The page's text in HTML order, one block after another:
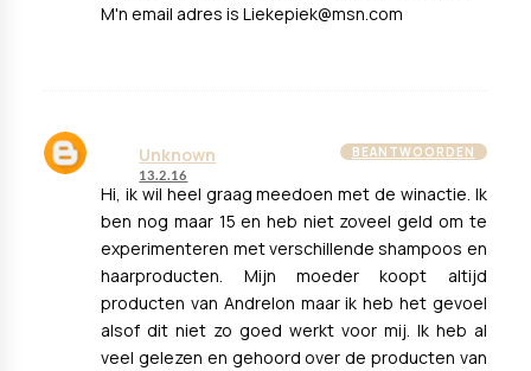
M'n email adres is Liekepiek@msn.com
Unknown
13.2.16
Hi, ik wil heel graag meedoen met de winactie. Ik
ben nog maar 15 en heb niet zoveel geld om te
experimenteren met verschillende shampoos en
haarproducten. Mijn moeder koopt altijd
producten van Andrelon maar ik heb het gevoel
alsof dit niet zo goed werkt voor mij. Ik heb al
veel gelezen en gehoord over de producten van
BEANTWOORDEN